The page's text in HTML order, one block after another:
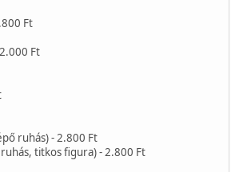
Ft
Ft
ruhás) - 2.800 Ft
titkos figura) - 2.800 Ft